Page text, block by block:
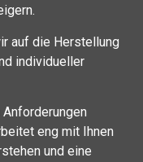
auf die Herstellung
individueller
eng mit Ihnen
und eine